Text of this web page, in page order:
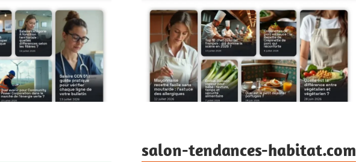
salon-tendances-habitat.com